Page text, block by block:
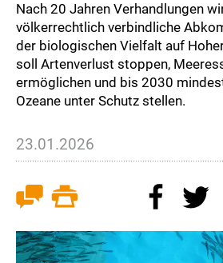
Nach 20 Jahren Verhandlungen
völkerrechtlich verbindliche
der biologischen Vielfalt auf
soll Artenverlust stoppen,
ermöglichen und bis 2030
Ozeane unter Schutz stellen.
23.01.2026